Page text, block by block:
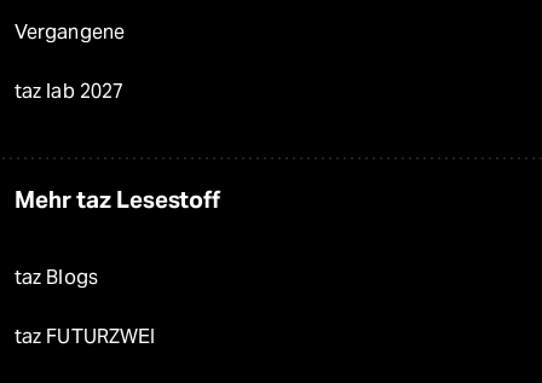
Vergangene
taz lab 2027
Mehr taz Lesestoff
taz Blogs
taz FUTURZWEI